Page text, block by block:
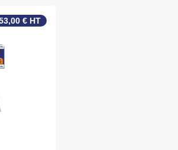
€ HT